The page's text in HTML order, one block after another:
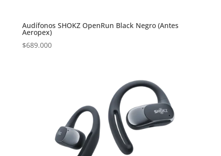
Audífonos SHOKZ OpenRun Black Negro (Antes
Aeropex)
$689.000